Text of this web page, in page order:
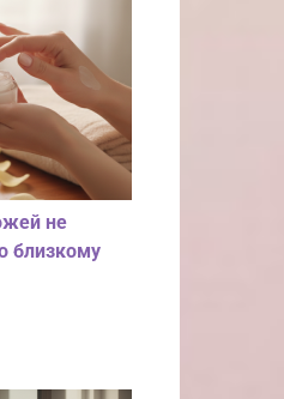
не
близкому